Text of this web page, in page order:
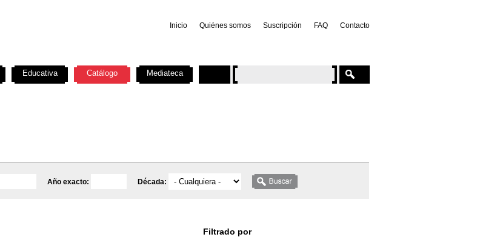
Inicio Quiénes somos Suscripción FAQ Contacto
Año exacto: Década:
Filtrado por
Educativa Catálogo Mediateca